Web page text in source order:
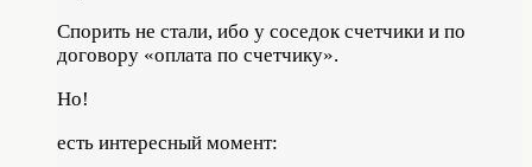
Спорить не стали, ибо у соседок счетчики и по
договору «оплата по счетчику».
Но!
есть интересный момент: